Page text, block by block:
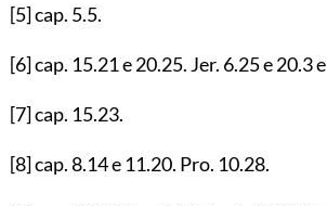
[5]cap. 5.5.
[6]cap. 15.21e20.25. Jer. 6.25e20.3e
[7]cap. 15.23.
[8]cap.8.14e 11.20. Pro. 10.28.